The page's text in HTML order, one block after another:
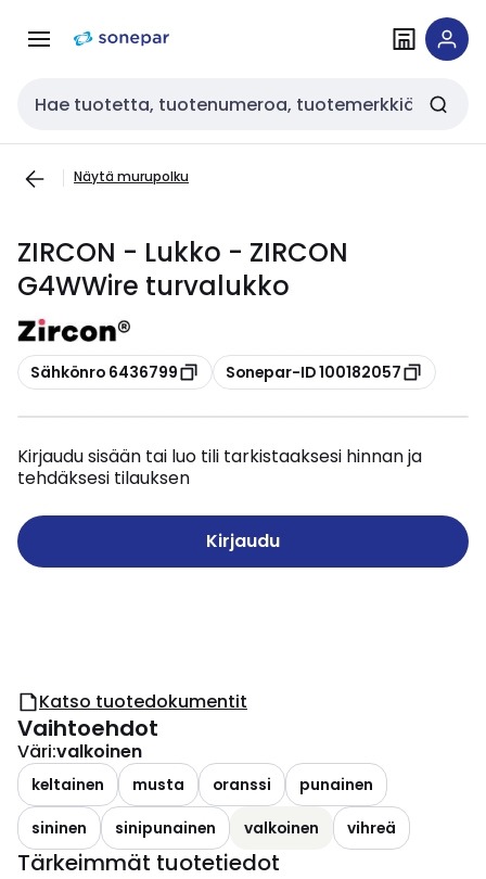
navigointiinsisältöön
Haku
Näytä murupolku
ZIRCON - Lukko - ZIRCON
G4WWire turvalukko
Kopioi
Sähkönro 6436799 Kopioi
Sonepar-ID 100182057
Kirjaudu sisään tai luo tili tarkistaaksesi hinnan ja
tehdäksesi tilauksen
Kirjaudu
Katso tuotedokumentit
Vaihtoehdot
Väri:valkoinen
keltainen musta oranssi
punainen
sininen
sinipunainen valkoinen vihreä
Tärkeimmät tuotetiedot